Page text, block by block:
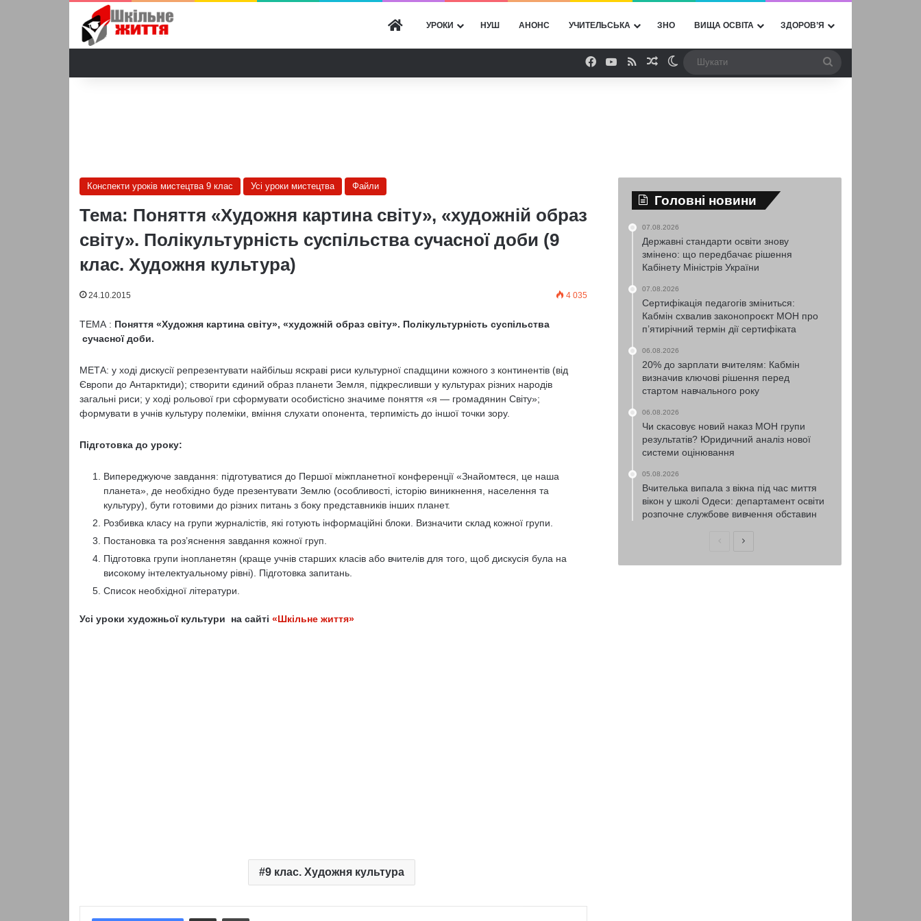
ГОЛОВНА
УРОКИ НУШ АНОНС УЧИТЕЛЬСЬКА ЗНО ВИЩА ОСВІТА ЗДОРОВ’Я
Facebook
YouTube
RSSВипадкова стаття
Switch skin
Конспекти уроків мистецтва 9 клас Усі уроки мистецтва Файли
Тема: Поняття «Художня картина світу», «художній образ
світу». Полікультурність суспільства сучасної доби (9
клас. Художня культура)
24.10.2015 4 035
ТЕМА : Поняття «Художня картина світу», «художній образ світу». Полікультурність суспільства
сучасної доби.
МЕТА: у ході дискусії репрезентувати найбільш яскраві риси культур­ної спадщини кожного з континентів (від
Європи до Антарк­тиди); створити єдиний образ планети Земля, підкресливши у культурах різних народів
загальні риси; у ході рольової гри сформувати особистісно значиме поняття «я — громадянин Світу»;
формувати в учнів культуру полеміки, вміння слухати опонента, терпимість до іншої точки зору.
Підготовка до уроку:
Випереджуюче завдання: підготуватися до Першої міжпланетної конферен­ції «Знайомтеся, це наша
планета», де необхідно буде презентувати Землю (особливості, історію виникнення, населення та
культуру), бути готовими до різних питань з боку представників інших планет.
Розбивка класу на групи журналістів, які готують інформаційні блоки. Ви­значити склад кожної групи.
Постановка та роз’яснення завдання кожної груп.
Підготовка групи інопланетян (краще учнів старших класів або вчителів для того, щоб дискусія була на
високому інтелектуальному рівні). Підго­товка запитань.
Список необхідної літератури.
Усі уроки художньої культури на сайті «Шкільне життя»
9 клас. Художня культура
Надіслати електронною поштоюНадрукувати
Головні новини
07.08.2026
Державні стандарти освіти знову
змінено: що передбачає рішення
Кабінету Міністрів України
07.08.2026
Сертифікація педагогів зміниться:
Кабмін схвалив законопроєкт МОН про
п’ятирічний термін дії сертифіката
06.08.2026
20% до зарплати вчителям: Кабмін
визначив ключові рішення перед
стартом навчального року
06.08.2026
Чи скасовує новий наказ МОН групи
результатів? Юридичний аналіз нової
системи оцінювання
05.08.2026
Вчителька випала з вікна під час миття
вікон у школі Одеси: департамент освіти
розпочне службове вивчення обставин
ПопередняНаступна